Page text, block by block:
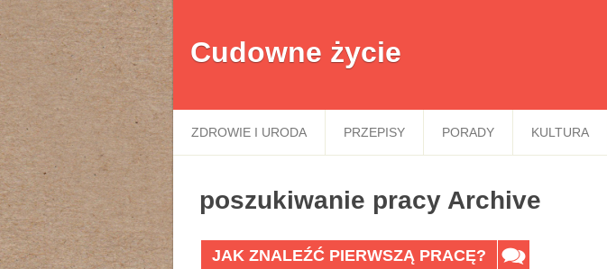
Cudowne życie
ZDROWIE I URODA PRZEPISY PORADY KULTURA
poszukiwanie pracy Archive
JAK ZNALEŹĆ PIERWSZĄ PRACĘ?